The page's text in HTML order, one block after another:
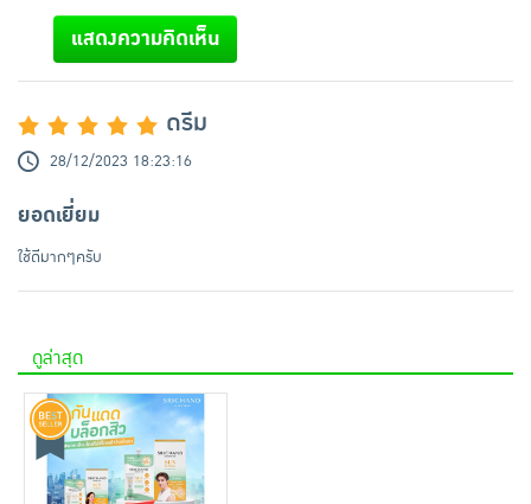
แสดงความคิดเห็น
ดรีม
28/12/2023 18:23:16
ยอดเยี่ยม
ใช้ดีมากๆครับ
ดูล่าสุด